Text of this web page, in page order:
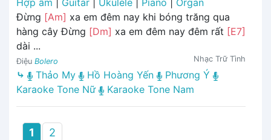
Hợp âm
Guitar Ukulele Piano
Organ
Đừng [Am] xa em đêm nay khi bóng trăng qua
hàng cây Đừng [Dm] xa em đêm nay đêm rất [E7]
dài ...
Điệu Bolero Nhạc Trữ Tình
⤷ Thảo My Hồ Hoàng Yến
Phương Ý
Karaoke Tone Nữ
Karaoke Tone Nam
1 2